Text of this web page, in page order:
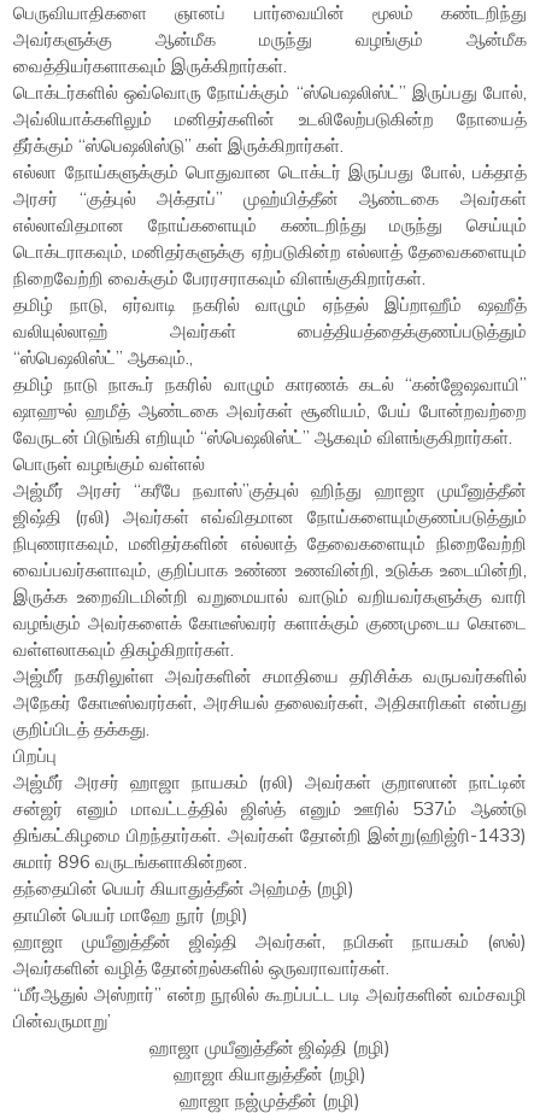
பெருவியாதிகளை ஞானப் பார்வையின் மூலம் கண்டறிந்து
அவர்களுக்கு ஆன்மீக மருந்து வழங்கும் ஆன்மீக
வைத்தியர்களாகவும் இருக்கிறார்கள்.
டொக்டர்களில் ஒவ்வொரு நோய்க்கும் “ஸ்பெஷலிஸ்ட்” இருப்பது போல்,
அவ்லியாக்களிலும் மனிதர்களின் உடலிலேற்படுகின்ற நோயைத்
தீர்க்கும் “ஸ்பெஷலிஸ்டு” கள் இருக்கிறார்கள்.
எல்லா நோய்களுக்கும் பொதுவான டொக்டர் இருப்பது போல், பக்தாத்
அரசர் “குத்புல் அக்தாப்” முஹ்யித்தீன் ஆண்டகை அவர்கள்
எல்லாவிதமான நோய்களையும் கண்டறிந்து மருந்து செய்யும்
டொக்டராகவும், மனிதர்களுக்கு ஏற்படுகின்ற எல்லாத் தேவைகளையும்
நிறைவேற்றி வைக்கும் பேரரசராகவும் விளங்குகிறார்கள்.
தமிழ் நாடு, ஏர்வாடி நகரில் வாழும் ஏந்தல் இப்றாஹீம் ஷஹீத்
வலியுல்லாஹ் அவர்கள் பைத்தியத்தைக்குணப்படுத்தும்
“ஸ்பெஷலிஸ்ட்” ஆகவும்.,
தமிழ் நாடு நாகூர் நகரில் வாழும் காரணக் கடல் “கன்ஜேஷவாயி”
ஷாஹுல் ஹமீத் ஆண்டகை அவர்கள் சூனியம், பேய் போன்றவற்றை
வேருடன் பிடுங்கி எறியும் “ஸ்பெஷலிஸ்ட்” ஆகவும் விளங்குகிறார்கள்.
பொருள் வழங்கும் வள்ளல்
அஜ்மீர் அரசர் “கரீபே நவாஸ்”குத்புல் ஹிந்து ஹாஜா முயீனுத்தீன்
ஜிஷ்தி (ரலி) அவர்கள் எவ்விதமான நோய்களையும்குணப்படுத்தும்
நிபுணராகவும், மனிதர்களின் எல்லாத் தேவைகளையும் நிறைவேற்றி
வைப்பவர்களாவும், குறிப்பாக உண்ண உணவின்றி, உடுக்க உடையின்றி,
இருக்க உறைவிடமின்றி வறுமையால் வாடும் வறியவர்களுக்கு வாரி
வழங்கும் அவர்களைக் கோடீஸ்வரர் களாக்கும் குணமுடைய கொடை
வள்ளலாகவும் திகழ்கிறார்கள்.
அஜ்மீர் நகரிலுள்ள அவர்களின் சமாதியை தரிசிக்க வருபவர்களில்
அநேகர் கோடீஸ்வரர்கள், அரசியல் தலைவர்கள், அதிகாரிகள் என்பது
குறிப்பிடத் தக்கது.
பிறப்பு
அஜ்மீர் அரசர் ஹாஜா நாயகம் (ரலி) அவர்கள் குறாஸான் நாட்டின்
சன்ஜர் எனும் மாவட்டத்தில் ஜிஸ்த் எனும் ஊரில் 537ம் ஆண்டு
திங்கட்கிழமை பிறந்தார்கள். அவர்கள் தோன்றி இன்று(ஹிஜ்ரி-1433)
சுமார் 896 வருடங்களாகின்றன.
தந்தையின் பெயர் கியாதுத்தீன் அஹ்மத் (றழி)
தாயின் பெயர் மாஹே நூர் (றழி)
ஹாஜா முயீனுத்தீன் ஜிஷ்தி அவர்கள், நபிகள் நாயகம் (ஸல்)
அவர்களின் வழித் தோன்றல்களில் ஒருவராவார்கள்.
“மீர்ஆதுல் அஸ்றார்” என்ற நூலில் கூறப்பட்ட படி அவர்களின் வம்சவழி
பின்வருமாறு’
ஹாஜா முயீனுத்தீன் ஜிஷ்தி (றழி)
ஹாஜா கியாதுத்தீன் (றழி)
ஹாஜா நஜ்முத்தீன் (றழி)